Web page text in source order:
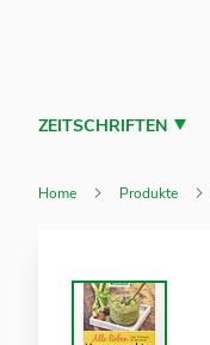
ZEITSCHRIFTEN
Home Produkte
Ende
der